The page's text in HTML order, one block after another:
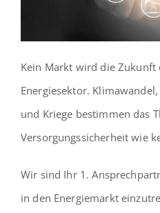
Kein Markt wird die
Energiesektor.
und Kriege bestimmen das
Versorgungssicherheit wie
Wir sind Ihr 1.
in den Energiemarkt